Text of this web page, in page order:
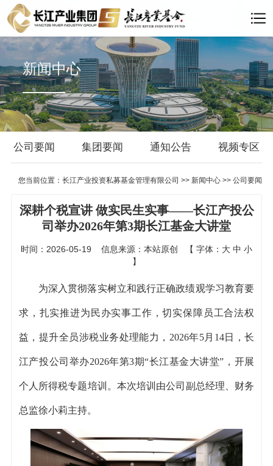
新闻中心
公司要闻 集团要闻 通知公告 视频专区
您当前位置：长江产业投资私募基金管理有限公司 >>新闻中心 >>公司要闻
深耕个税宣讲 做实民生实事——长江产投公
司举办2026年第3期长江基金大讲堂
时间：2026-05-19 信息来源：本站原创 【 字体： 大 中 小
】
为深入贯彻落实树立和践行正确政绩观学习教育要
求，扎实推进为民办实事工作，切实保障员工合法权
益，提升全员涉税业务处理能力，2026年5月14日，长
江产投公司举办2026年第3期“长江基金大讲堂”，开展
个人所得税专题培训。本次培训由公司副总经理、财务
总监徐小莉主持。